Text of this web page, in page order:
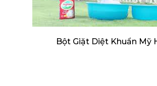
Bột Giặt Diệt Khuẩn Mỹ